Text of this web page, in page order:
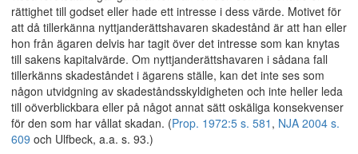
rättighet till godset eller hade ett intresse i dess värde. Motivet för
att då tillerkänna nyttjanderättshavaren skadestånd är att han eller
hon från ägaren delvis har tagit över det intresse som kan knytas
till sakens kapitalvärde. Om nyttjanderättshavaren i sådana fall
tillerkänns skadeståndet i ägarens ställe, kan det inte ses som
någon utvidgning av skadeståndsskyldigheten och inte heller leda
till oöverblickbara eller på något annat sätt oskäliga konsekvenser
för den som har vållat skadan. (Prop. 1972:5 s. 581 , NJA 2004 s.
609 och Ulfbeck, a.a. s. 93.)